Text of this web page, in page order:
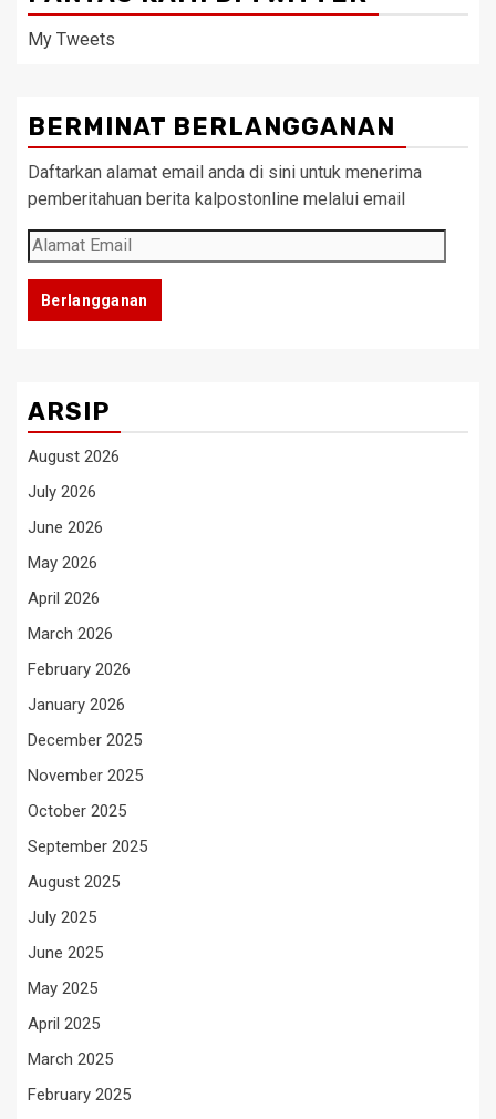
My Tweets
BERMINAT BERLANGGANAN
Daftarkan alamat email anda di sini untuk menerima
pemberitahuan berita kalpostonline melalui email
Alamat
Email
Berlangganan
ARSIP
August 2026
July 2026
June 2026
May 2026
April 2026
March 2026
February 2026
January 2026
December 2025
November 2025
October 2025
September 2025
August 2025
July 2025
June 2025
May 2025
April 2025
March 2025
February 2025